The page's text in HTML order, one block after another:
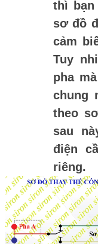
thì
sơ đồ
cảm
Tuy
pha
chung
theo
sau
điện
riêng.